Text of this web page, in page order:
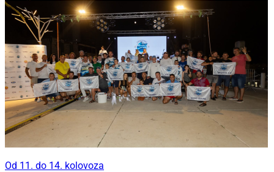
Od 11. do 14. kolovoza